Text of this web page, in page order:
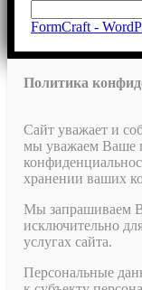
FormCraft -
Политика
Сайт уважает и
мы уважаем Ваше
хранении ваших
Мы запрашиваем
исключительно
услугах сайта.
Персональные